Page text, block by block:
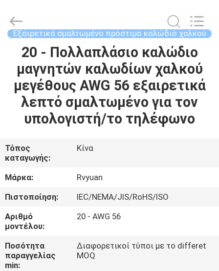
ΣΠΊΤΙ
ΠΡΟΪΌΝΤΑ
ΒΊΝΤΕΟ
ΠΕΡΊΠΟΥ
ΕΜΕΊΣ
ΓΎΡΟΣ
ΕΡΓΟΣΤΑΣΊΩΝ
ΠΟΙΟΤΙΚΌΣ
ΈΛΕΓΧΟΣ
Material
Co,.Ltd.
Rights
Εξαιρετικά σμαλτωμένο πρόστιμο καλώδιο χαλκού
20 - Πολλαπλάσιο καλώδιο
μαγνητών καλωδίων χαλκού
μεγέθους AWG 56 εξαιρετικά
λεπτό σμαλτωμένο για τον
υπολογιστή/το τηλέφωνο
Τόπος
καταγωγής:
Κίνα
Μάρκα:
Rvyuan
Πιστοποίηση:
IEC/NEMA/JIS/RoHS/ISO
Αριθμό
μοντέλου:
20 - AWG 56
Ποσότητα
παραγγελίας
min:
Διαφορετικοί τύποι με το differet
MOQ